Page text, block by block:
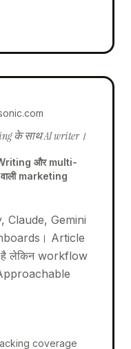
के साथ AI writer।
और multi-
marketing
Claude, Gemini
Article
है लेकिन workflow
coverage